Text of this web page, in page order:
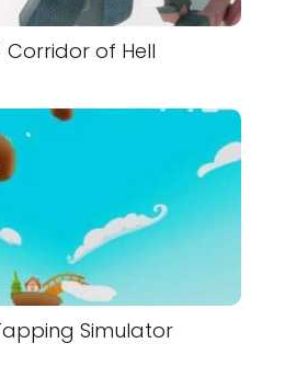
Corridor of Hell
Simulator